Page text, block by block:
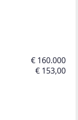
€ 160.000
€ 153,00